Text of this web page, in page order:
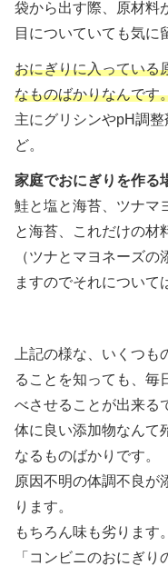
袋から出す際、原材料
目についていても気に
おにぎりに入っている
なものばかりなんです
主にグリシンやpH調
ど。
家庭でおにぎりを作る
鮭と塩と海苔、ツナマ
と海苔、これだけの材
（ツナとマヨネーズ
ますのでそれについて
上記の様な、いくつ
ることを知っても、毎
べさせることが出来る
体に良い添加物なんて
なるものばかりです。
原因不明の体調不良が
ります。
もちろん味も劣ります。
「コンビニのおにぎ